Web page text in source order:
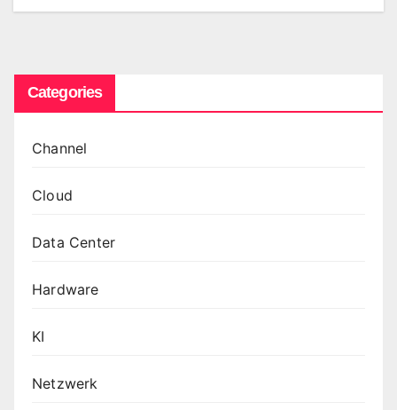
Categories
Channel
Cloud
Data Center
Hardware
KI
Netzwerk